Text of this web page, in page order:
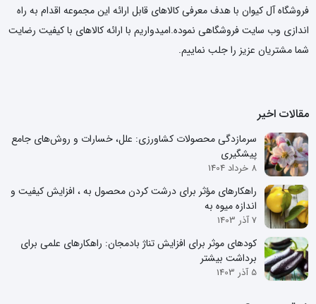
فروشگاه آل کیوان با هدف معرفی کالاهای قابل ارائه این مجموعه اقدام به راه
اندازی وب سایت فروشگاهی نموده.امیدواریم با ارائه کالاهای با کیفیت رضایت
شما مشتریان عزیز را جلب نماییم.
مقالات اخیر
سرمازدگی محصولات کشاورزی: علل، خسارات و روش‌های جامع
پیشگیری
8 خرداد 1404
راهکارهای مؤثر برای درشت کردن محصول به ، افزایش کیفیت و
اندازه میوه به
7 آذر 1403
کودهای موثر برای افزایش تناژ بادمجان: راهکارهای علمی برای
برداشت بیشتر
5 آذر 1403